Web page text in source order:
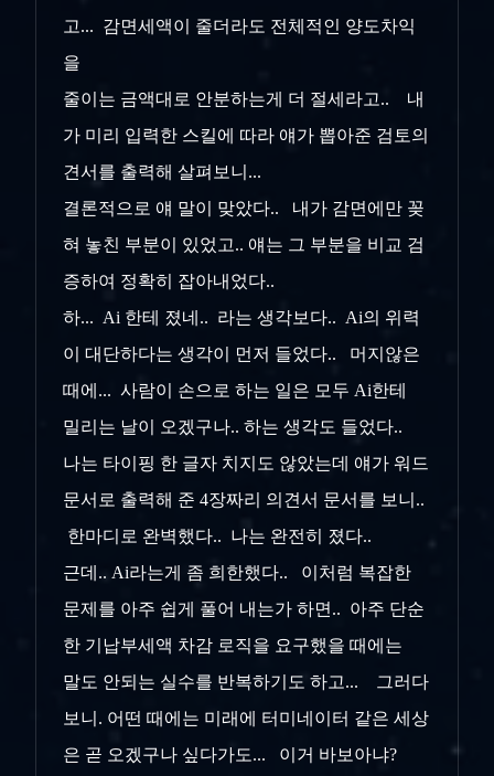
고... 감면세액이 줄더라도 전체적인 양도차익
을
줄이는 금액대로 안분하는게 더 절세라고.. 내
가 미리 입력한 스킬에 따라 얘가 뽑아준 검토의
견서를 출력해 살펴보니...
결론적으로 얘 말이 맞았다.. 내가 감면에만 꽂
혀 놓친 부분이 있었고.. 얘는 그 부분을 비교 검
증하여 정확히 잡아내었다..
하... Ai 한테 졌네.. 라는 생각보다.. Ai의 위력
이 대단하다는 생각이 먼저 들었다.. 머지않은
때에... 사람이 손으로 하는 일은 모두 Ai한테
밀리는 날이 오겠구나.. 하는 생각도 들었다..
나는 타이핑 한 글자 치지도 않았는데 얘가 워드
문서로 출력해 준 4장짜리 의견서 문서를 보니..
한마디로 완벽했다.. 나는 완전히 졌다..
근데.. Ai라는게 좀 희한했다.. 이처럼 복잡한
문제를 아주 쉽게 풀어 내는가 하면.. 아주 단순
한 기납부세액 차감 로직을 요구했을 때에는
말도 안되는 실수를 반복하기도 하고... 그러다
보니. 어떤 때에는 미래에 터미네이터 같은 세상
은 곧 오겠구나 싶다가도... 이거 바보아냐?